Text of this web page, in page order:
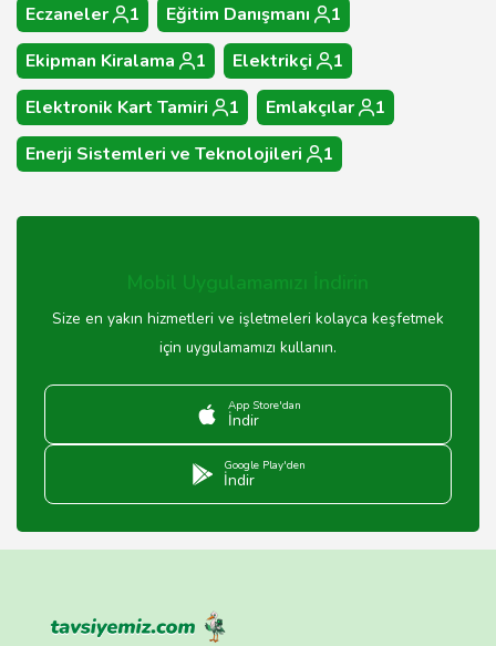
Eczaneler
1 Eğitim Danışmanı
1
Ekipman Kiralama
1 Elektrikçi
1
Elektronik Kart Tamiri
1 Emlakçılar
1
Enerji Sistemleri ve Teknolojileri
1
Mobil Uygulamamızı İndirin
Size en yakın hizmetleri ve işletmeleri kolayca keşfetmek
için uygulamamızı kullanın.
App Store'dan
İndir
Google Play'den
İndir